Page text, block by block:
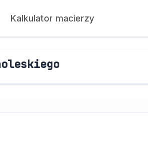
Kalkulator macierzy